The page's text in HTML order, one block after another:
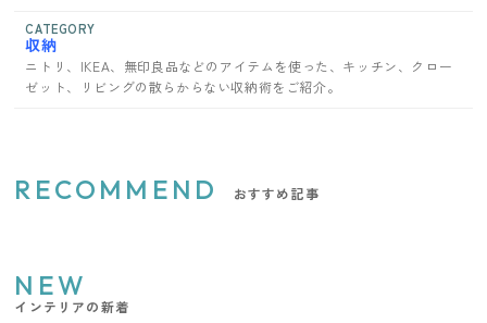
CATEGORY
収納
ニトリ、IKEA、無印良品などのアイテムを使った、キッチン、クロー
ゼット、リビングの散らからない収納術をご紹介。
RECOMMEND おすすめ記事
NEW
インテリアの新着